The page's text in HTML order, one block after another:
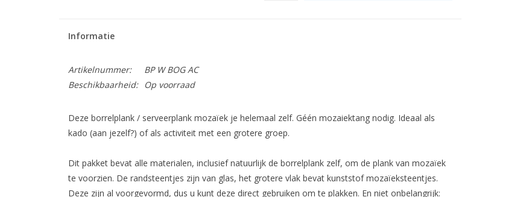
Informatie
Artikelnummer:
BP W BOG AC
Beschikbaarheid:
Op voorraad
Deze borrelplank / serveerplank mozaïek je helemaal zelf. Géén mozaiektang nodig. Ideaal als
kado (aan jezelf?) of als activiteit met een grotere groep.
Dit pakket bevat alle materialen, inclusief natuurlijk de borrelplank zelf, om de plank van mozaïek
te voorzien. De randsteentjes zijn van glas, het grotere vlak bevat kunststof mozaïeksteentjes.
Deze zijn al voorgevormd, dus u kunt deze direct gebruiken om te plakken. En niet onbelangrijk: